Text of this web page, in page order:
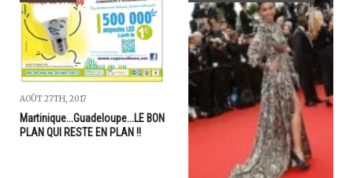
AOÛT 27TH, 2017
Martinique...Guadeloupe...LE BON
PLAN QUI RESTE EN PLAN !!